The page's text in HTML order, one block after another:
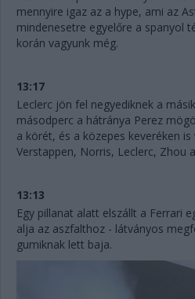
mennyire igaz az a hype, ami az
mindenesetre egyelőre a spanyol
korán vagyunk még.
13:17
Leclerc jön fel negyediknek a
másodperc a hátránya Perez
a körét, és a közepes keveréken
Verstappen, Norris, Leclerc, Zhou
13:13
Egy pillanat alatt elszállt a Ferrari
alja az aszfalthoz - látványos
gumiknak lett baja.